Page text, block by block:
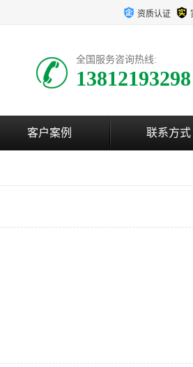
资质认证
全国服务咨询热线:
13812193298
客户案例 联系方式